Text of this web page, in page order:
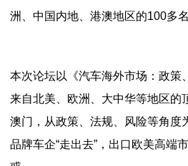
洲、中国内地、港澳地区的100多
本次论坛以《汽车海外市场：政策
来自北美、欧洲、大中华等地区的
澳门，从政策、法规、风险等角度
品牌车企“走出去”，出口欧美高端